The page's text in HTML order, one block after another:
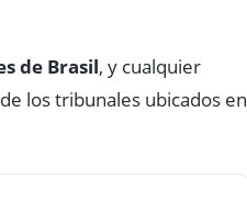
de Brasil, y cualquier
los tribunales ubicados en